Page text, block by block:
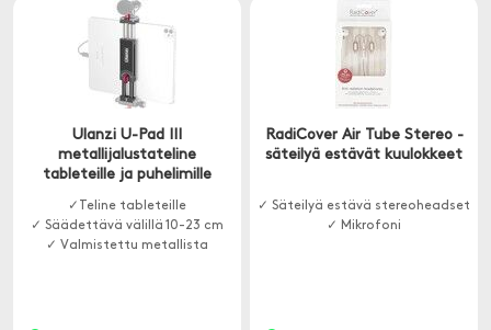
Ulanzi U-Pad III
metallijalustateline
tableteille ja puhelimille
✓Teline tableteille
✓ Säädettävä välillä 10-23 cm
✓ Valmistettu metallista
RadiCover Air Tube Stereo -
säteilyä estävät kuulokkeet
✓ Säteilyä estävä stereoheadset
✓ Mikrofoni